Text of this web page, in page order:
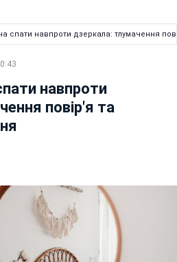
спати навпроти дзеркала: тлумачення
навпроти
повір'я та